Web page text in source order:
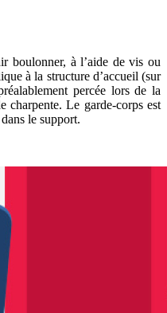
boulonner, à l’aide de vis ou
à la structure d’accueil (sur
percée lors de la
charpente. Le garde-corps est
le support.